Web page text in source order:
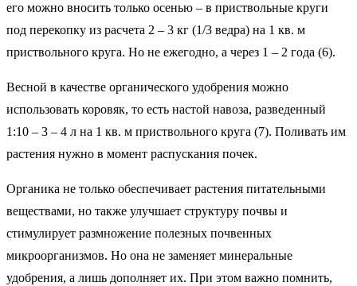
его можно вносить только осенью – в приствольные круги
под перекопку из расчета 2 – 3 кг (1/3 ведра) на 1 кв. м
приствольного круга. Но не ежегодно, а через 1 – 2 года (6).
Весной в качестве органического удобрения можно
использовать коровяк, то есть настой навоза, разведенный
1:10 – 3 – 4 л на 1 кв. м приствольного круга (7). Поливать им
растения нужно в момент распускания почек.
Органика не только обеспечивает растения питательными
веществами, но также улучшает структуру почвы и
стимулирует размножение полезных почвенных
микроорганизмов. Но она не заменяет минеральные
удобрения, а лишь дополняет их. При этом важно помнить,